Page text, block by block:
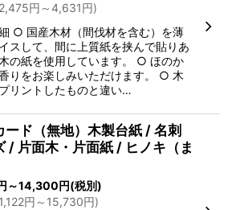
2,475円 ～4,631円)
○ 国産木材（間伐材を含む）を薄
スして、間に上質紙を挟んで貼りあ
の紙を使用しています。 ○ ほのか
りをお楽しみいただけます。 ○ 木
リントしたものと違い…
ード（無地）木製台紙 / 名刺
/ 片面木・片面紙 / ヒノキ（ま
～14,300円(税別)
1,122円 ～15,730円)